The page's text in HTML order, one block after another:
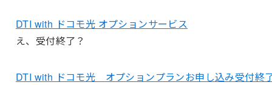
DTI with ドコモ光 オプションサービス
え、受付終了？
DTI with ドコモ光 オプションプランお申し込み受付終